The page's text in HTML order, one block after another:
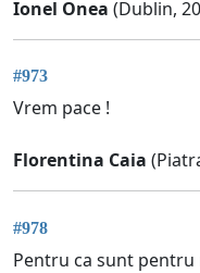
Ionel Onea (Dublin,
#973
Vrem pace !
Florentina Caia
#978
Pentru ca sunt